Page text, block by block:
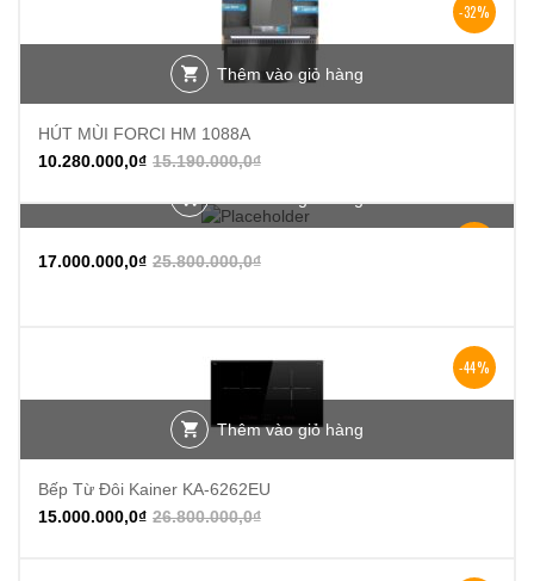
-32%
Thêm vào giỏ hàng
HÚT MÙI FORCI HM 1088A
15.190.000,0₫
10.280.000,0₫
25.800.000,0₫
17.000.000,0₫
-44%
Thêm vào giỏ hàng
Bếp Từ Đôi Kainer KA-6262EU
26.800.000,0₫
15.000.000,0₫